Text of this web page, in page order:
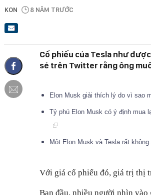
KON 8 NĂM TRƯỚC
Cổ phiếu của Tesla như
sẻ trên Twitter rằng ông
Elon Musk giải thích lý do vì sao
Tỷ phú Elon Musk có ý định mua
Một Elon Musk và Tesla rất
Với giá cổ phiếu đó, giá trị thị
Ban đầu, nhiều người nhìn